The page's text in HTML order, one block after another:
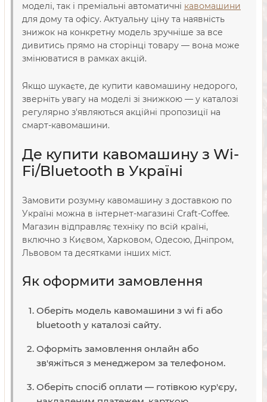
моделі, так і преміальні автоматичні кавомашини
для дому та офісу. Актуальну ціну та наявність
знижок на конкретну модель зручніше за все
дивитись прямо на сторінці товару — вона може
змінюватися в рамках акцій.
Якщо шукаєте, де купити кавомашину недорого,
зверніть увагу на моделі зі знижкою — у каталозі
регулярно з'являються акційні пропозиції на
смарт-кавомашини.
Де купити кавомашину з Wi-
Fi/Bluetooth в Україні
Замовити розумну кавомашину з доставкою по
Україні можна в інтернет-магазині Craft-Coffee.
Магазин відправляє техніку по всій країні,
включно з Києвом, Харковом, Одесою, Дніпром,
Львовом та десятками інших міст.
Як оформити замовлення
Оберіть модель кавомашини з wi fi або
bluetooth у каталозі сайту.
Оформіть замовлення онлайн або
зв'яжіться з менеджером за телефоном.
Оберіть спосіб оплати — готівкою кур'єру,